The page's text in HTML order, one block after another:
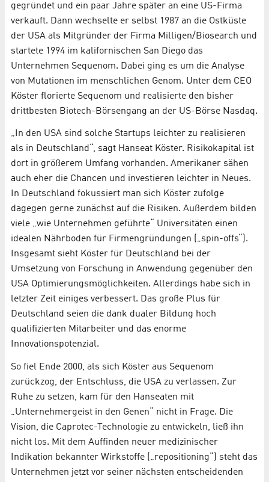
gegründet und ein paar Jahre später an eine US-Firma
verkauft. Dann wechselte er selbst 1987 an die Ostküste
der USA als Mitgründer der Firma Milligen/Biosearch und
startete 1994 im kalifornischen San Diego das
Unternehmen Sequenom. Dabei ging es um die Analyse
von Mutationen im menschlichen Genom. Unter dem CEO
Köster florierte Sequenom und realisierte den bisher
drittbesten Biotech-Börsengang an der US-Börse Nasdaq.
„In den USA sind solche Startups leichter zu realisieren
als in Deutschland“, sagt Hanseat Köster. Risikokapital ist
dort in größerem Umfang vorhanden. Amerikaner sähen
auch eher die Chancen und investieren leichter in Neues.
In Deutschland fokussiert man sich Köster zufolge
dagegen gerne zunächst auf die Risiken. Außerdem bilden
viele „wie Unternehmen geführte“ Universitäten einen
idealen Nährboden für Firmengründungen („spin-offs“).
Insgesamt sieht Köster für Deutschland bei der
Umsetzung von Forschung in Anwendung gegenüber den
USA Optimierungsmöglichkeiten. Allerdings habe sich in
letzter Zeit einiges verbessert. Das große Plus für
Deutschland seien die dank dualer Bildung hoch
qualifizierten Mitarbeiter und das enorme
Innovationspotenzial.
So fiel Ende 2000, als sich Köster aus Sequenom
zurückzog, der Entschluss, die USA zu verlassen. Zur
Ruhe zu setzen, kam für den Hanseaten mit
„Unternehmergeist in den Genen“ nicht in Frage. Die
Vision, die Caprotec-Technologie zu entwickeln, ließ ihn
nicht los. Mit dem Auffinden neuer medizinischer
Indikation bekannter Wirkstoffe („repositioning“) steht das
Unternehmen jetzt vor seiner nächsten entscheidenden